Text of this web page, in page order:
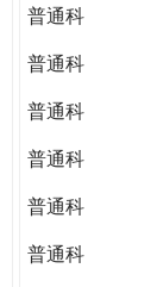
普通科
普通科
普通科
普通科
普通科
普通科